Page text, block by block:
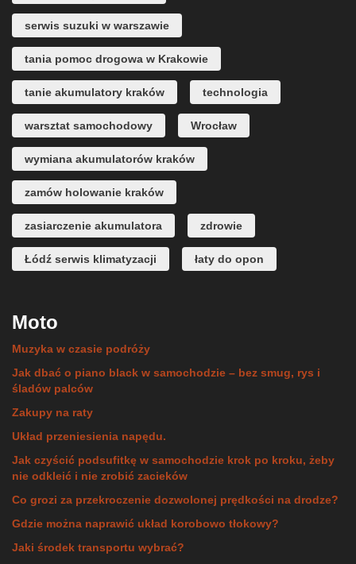
serwis suzuki w warszawie
tania pomoc drogowa w Krakowie
tanie akumulatory kraków technologia
warsztat samochodowy Wrocław
wymiana akumulatorów kraków
zamów holowanie kraków
zasiarczenie akumulatora zdrowie
Łódź serwis klimatyzacji łaty do opon
Moto
Muzyka w czasie podróży
Jak dbać o piano black w samochodzie – bez smug, rys i
śladów palców
Zakupy na raty
Układ przeniesienia napędu.
Jak czyścić podsufitkę w samochodzie krok po kroku, żeby
nie odkleić i nie zrobić zacieków
Co grozi za przekroczenie dozwolonej prędkości na drodze?
Gdzie można naprawić układ korobowo tłokowy?
Jaki środek transportu wybrać?